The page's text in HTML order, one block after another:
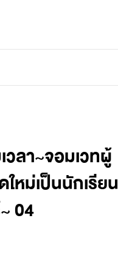
เข้าสู่ระบบ/สมัค
ลา~จอมเวทผู้
หม่เป็นนักเรียน
04